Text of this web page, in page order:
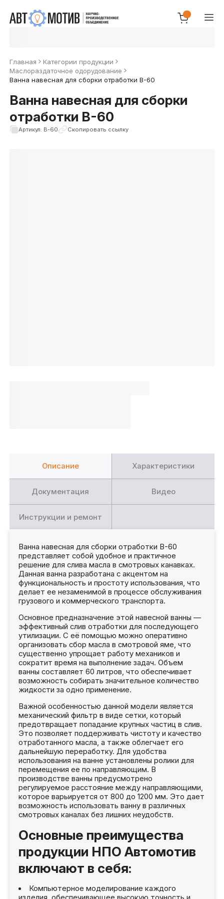
Главная
Категории продукции
Маслораздаточное одорудование
Ванна навесная для сборки отработки В-60
Ванна навесная для сборки
отработки В-60
Артикул: В-60 Скопировать ссылку
Описание Характеристики
Документация Видео
Инструкции и ремонт
Ванна навесная для сборки отработки В-60
представляет собой удобное и практичное
решение для слива масла в смотровых канавках.
Данная ванна разработана с акцентом на
функциональность и простоту использования, что
делает ее незаменимой в процессе обслуживания
грузового и коммерческого транспорта.
Основное предназначение этой навесной ванны —
эффективный слив отработки для последующего
утилизации. С её помощью можно оперативно
организовать сбор масла в смотровой яме, что
существенно упрощает работу механиков и
сократит время на выполнение задач. Объем
ванны составляет 60 литров, что обеспечивает
возможность собирать значительное количество
жидкости за одно применение.
Важной особенностью данной модели является
механический фильтр в виде сетки, который
предотвращает попадание крупных частиц в слив.
Это позволяет поддерживать чистоту и качество
отработанного масла, а также облегчает его
дальнейшую переработку. Для удобства
использования на ванне установлены ролики для
перемещения ее по направляющим. В
производстве ванны предусмотрено
регулируемое расстояние между направляющими,
которое варьируется от 800 до 1200 мм. Это дает
возможность использовать ванну в различных
смотровых каналах без лишних неудобств.
Основные преимущества
продукции НПО Автомотив
включают в себя:
Компьютерное моделирование каждого